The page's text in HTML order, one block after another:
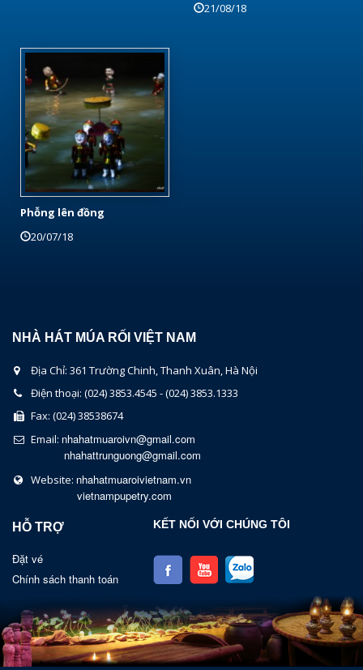
21/08/18
Phỗng lên đồng
20/07/18
NHÀ HÁT MÚA RỐI VIỆT NAM
Địa Chỉ: 361 Trường Chinh, Thanh Xuân, Hà Nội
Điện thoại: (024) 3853.4545 - (024) 3853.1333
Fax: (024) 38538674
Email: nhahatmuaroivn@gmail.com
nhahattrunguong@gmail.com
Website: nhahatmuaroivietnam.vn
vietnampupetry.com
HỖ TRỢ
Đặt vé
Chính sách thanh toán
KẾT NỐI VỚI CHÚNG TÔI